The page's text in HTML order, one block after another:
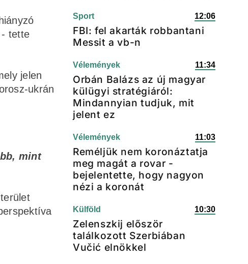
- tette
jelen
ukrán
mint
Sport 12:06
FBI: fel akarták robbantani
Messit a vb-n
Vélemények 11:34
Orbán Balázs az új magyar
külügyi stratégiáról:
Mindannyian tudjuk, mit
jelent ez
Vélemények 11:03
Reméljük nem koronáztatja
meg magát a rovar -
bejelentette, hogy nagyon
nézi a koronát
Külföld 10:30
Zelenszkij először
találkozott Szerbiában
Vučić elnökkel